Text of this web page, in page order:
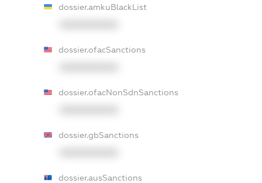
dossier.amkuBlackList
dossier.ofacSanctions
dossier.ofacNonSdnSanctions
dossier.gbSanctions
dossier.ausSanctions